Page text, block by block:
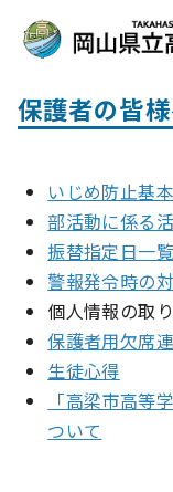
保護者の皆
いじめ防止基
部活動に係る
振替指定日一
警報発令時の
個人情報の取
保護者用欠席
生徒心得
「高梁市高等
ついて